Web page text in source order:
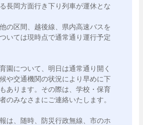
長岡方面行き下り列車が運休とな
の区間、越後線、県内高速バスを
いては現時点で通常通り運行予定
園について、明日は通常通り開く
や交通機関の状況により早めに下
あります。その際は、学校・保育
のみなさまにご連絡いたします。
は、随時、防災行政無線、市のホ